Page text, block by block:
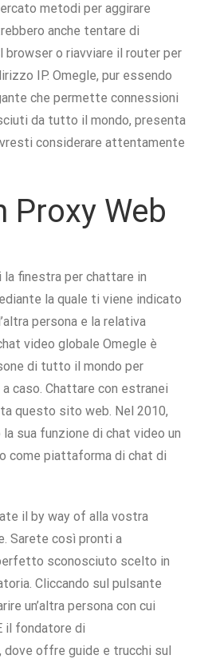
metodi per aggirare
anche tentare di
browser o riavviare il router per
IP. Omegle, pur essendo
che permette connessioni
da tutto il mondo, presenta
considerare attentamente
Proxy Web
finestra per chattare in
la quale ti viene indicato
persona e la relativa
video globale Omegle è
di tutto il mondo per
caso. Chattare con estranei
questo sito web. Nel 2010,
sua funzione di chat video un
come piattaforma di chat di
il by way of alla vostra
Sarete così pronti a
sconosciuto scelto in
Cliccando sul pulsante
un’altra persona con cui
il fondatore di
dove offre guide e trucchi sul